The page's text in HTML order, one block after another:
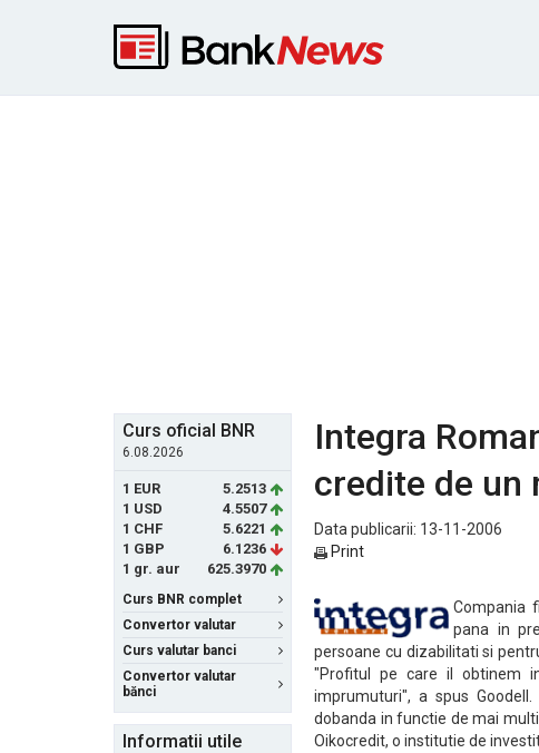
Curs oficial BNR
6.08.2026
1 EUR
5.2513
1 USD
4.5507
1 CHF
5.6221
1 GBP
6.1236
1 gr. aur
625.3970
Curs BNR complet
Convertor valutar
Curs valutar banci
Convertor valutar
bănci
Informatii utile
Integra
credite de un
Data publicarii: 13-11-2006
Print
Compania
pana in
persoane cu dizabilitati si
"Profitul pe care il obtinem
imprumuturi", a spus
dobanda in functie de mai
Oikocredit, o institutie de